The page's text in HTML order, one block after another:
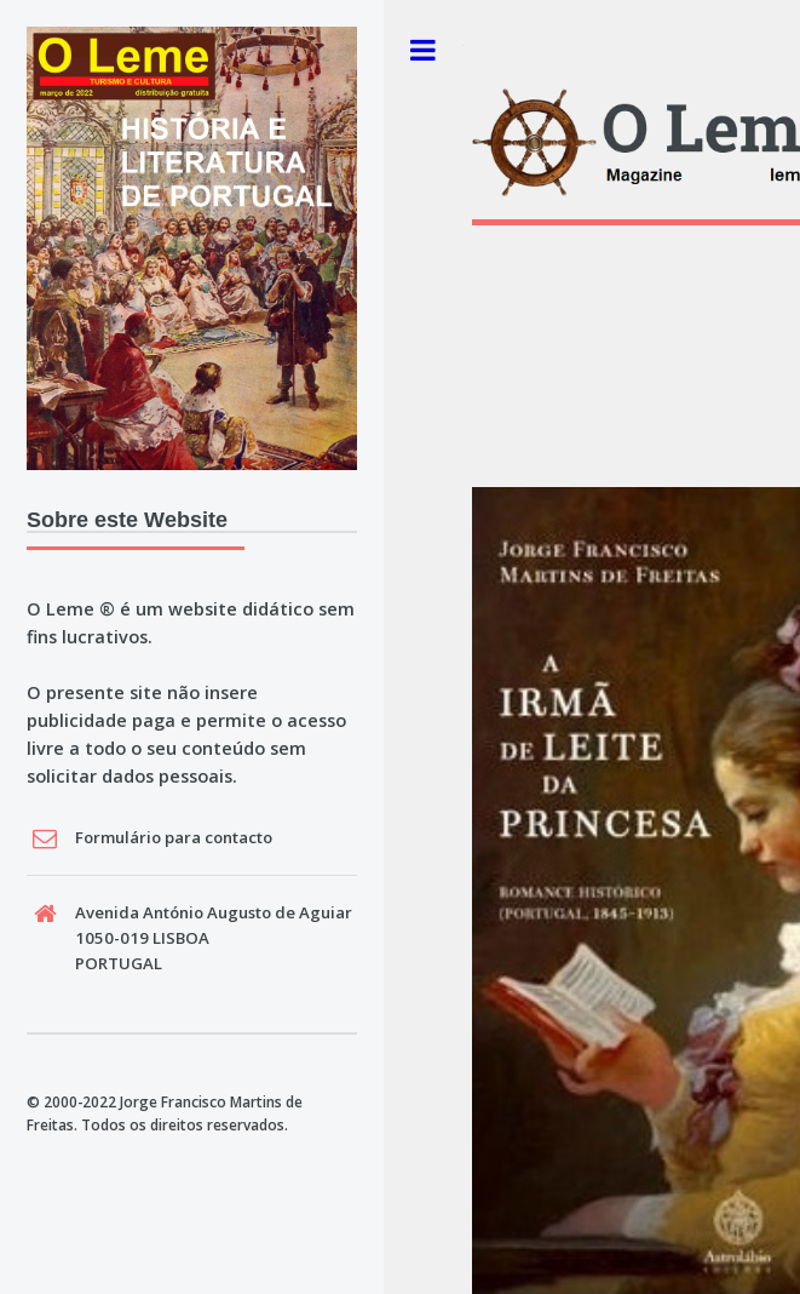
Sobre este Website
O Leme ® é um website didático sem
fins lucrativos.
O presente site não insere
publicidade paga e permite o acesso
livre a todo o seu conteúdo sem
solicitar dados pessoais.
Formulário para contacto
Avenida António Augusto de Aguiar
1050-019 LISBOA
PORTUGAL
© 2000-2022 Jorge Francisco Martins de
Freitas. Todos os direitos reservados.